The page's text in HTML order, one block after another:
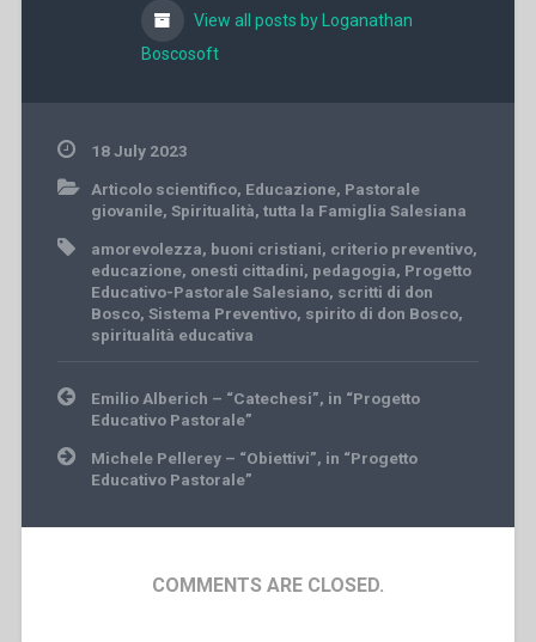
View all posts by Loganathan
Boscosoft
18 July 2023
Articolo scientifico, Educazione, Pastorale
giovanile, Spiritualità, tutta la Famiglia Salesiana
amorevolezza, buoni cristiani, criterio preventivo,
educazione, onesti cittadini, pedagogia, Progetto
Educativo-Pastorale Salesiano, scritti di don
Bosco, Sistema Preventivo, spirito di don Bosco,
spiritualità educativa
Post
navigation
Emilio Alberich – “Catechesi”, in “Progetto
Educativo Pastorale”
Michele Pellerey – “Obiettivi”, in “Progetto
Educativo Pastorale”
COMMENTS ARE CLOSED.